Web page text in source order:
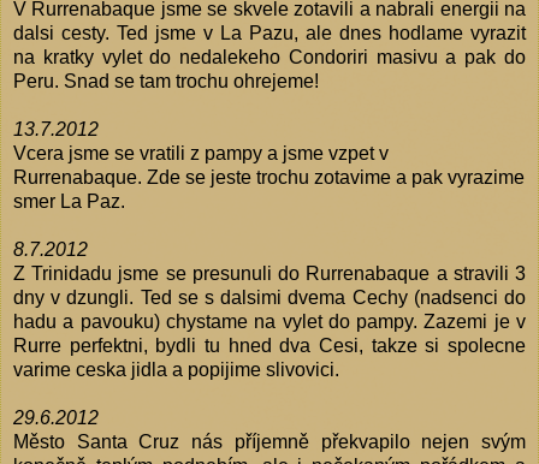
V Rurrenabaque jsme se skvele zotavili a nabrali energii na
dalsi cesty. Ted jsme v La Pazu, ale dnes hodlame vyrazit
na kratky vylet do nedalekeho Condoriri masivu a pak do
Peru. Snad se tam trochu ohrejeme!
13.7.2012
Vcera jsme se vratili z pampy a jsme vzpet v
Rurrenabaque. Zde se jeste trochu zotavime a pak vyrazime
smer La Paz.
8.7.2012
Z Trinidadu jsme se presunuli do Rurrenabaque a stravili 3
dny v dzungli. Ted se s dalsimi dvema Cechy (nadsenci do
hadu a pavouku) chystame na vylet do pampy. Zazemi je v
Rurre perfektni, bydli tu hned dva Cesi, takze si spolecne
varime ceska jidla a popijime slivovici.
29.6.2012
Město Santa Cruz nás příjemně překvapilo nejen svým